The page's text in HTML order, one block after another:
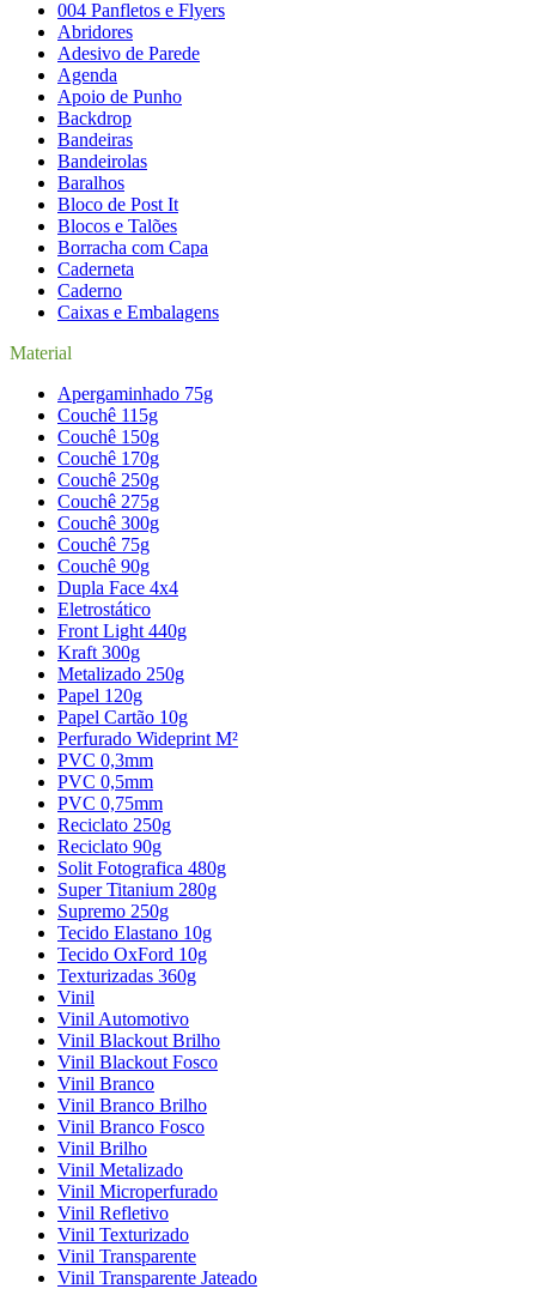
004 Panfletos e Flyers
Abridores
Adesivo de Parede
Agenda
Apoio de Punho
Backdrop
Bandeiras
Bandeirolas
Baralhos
Bloco de Post It
Blocos e Talões
Borracha com Capa
Caderneta
Caderno
Caixas e Embalagens
Material
Apergaminhado 75g
Couchê 115g
Couchê 150g
Couchê 170g
Couchê 250g
Couchê 275g
Couchê 300g
Couchê 75g
Couchê 90g
Dupla Face 4x4
Eletrostático
Front Light 440g
Kraft 300g
Metalizado 250g
Papel 120g
Papel Cartão 10g
Perfurado Wideprint M²
PVC 0,3mm
PVC 0,5mm
PVC 0,75mm
Reciclato 250g
Reciclato 90g
Solit Fotografica 480g
Super Titanium 280g
Supremo 250g
Tecido Elastano 10g
Tecido OxFord 10g
Texturizadas 360g
Vinil
Vinil Automotivo
Vinil Blackout Brilho
Vinil Blackout Fosco
Vinil Branco
Vinil Branco Brilho
Vinil Branco Fosco
Vinil Brilho
Vinil Metalizado
Vinil Microperfurado
Vinil Refletivo
Vinil Texturizado
Vinil Transparente
Vinil Transparente Jateado